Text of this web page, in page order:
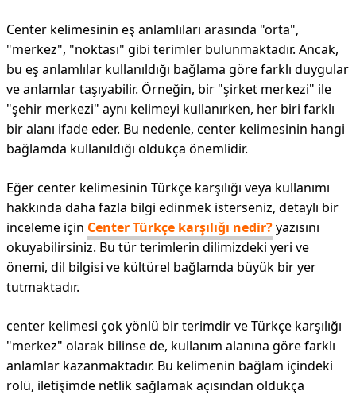
Center kelimesinin eş anlamlıları arasında "orta",
"merkez", "noktası" gibi terimler bulunmaktadır. Ancak,
bu eş anlamlılar kullanıldığı bağlama göre farklı duygular
ve anlamlar taşıyabilir. Örneğin, bir "şirket merkezi" ile
"şehir merkezi" aynı kelimeyi kullanırken, her biri farklı
bir alanı ifade eder. Bu nedenle, center kelimesinin hangi
bağlamda kullanıldığı oldukça önemlidir.
Eğer center kelimesinin Türkçe karşılığı veya kullanımı
hakkında daha fazla bilgi edinmek isterseniz, detaylı bir
inceleme için Center Türkçe karşılığı nedir?yazısını
okuyabilirsiniz. Bu tür terimlerin dilimizdeki yeri ve
önemi, dil bilgisi ve kültürel bağlamda büyük bir yer
tutmaktadır.
center kelimesi çok yönlü bir terimdir ve Türkçe karşılığı
"merkez" olarak bilinse de, kullanım alanına göre farklı
anlamlar kazanmaktadır. Bu kelimenin bağlam içindeki
rolü, iletişimde netlik sağlamak açısından oldukça